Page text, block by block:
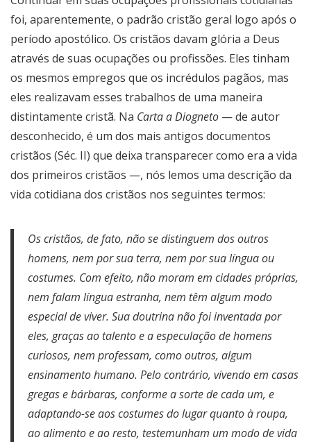
foi, aparentemente, o padrão cristão geral logo após o
período apostólico. Os cristãos davam glória a Deus
através de suas ocupações ou profissões. Eles tinham
os mesmos empregos que os incrédulos pagãos, mas
eles realizavam esses trabalhos de uma maneira
distintamente cristã. Na Carta a Diogneto — de autor
desconhecido, é um dos mais antigos documentos
cristãos (Séc. II) que deixa transparecer como era a vida
dos primeiros cristãos —, nós lemos uma descrição da
vida cotidiana dos cristãos nos seguintes termos:
Os cristãos, de fato, não se distinguem dos outros
homens, nem por sua terra, nem por sua língua ou
costumes. Com efeito, não moram em cidades próprias,
nem falam língua estranha, nem têm algum modo
especial de viver. Sua doutrina não foi inventada por
eles, graças ao talento e a especulação de homens
curiosos, nem professam, como outros, algum
ensinamento humano. Pelo contrário, vivendo em casas
gregas e bárbaras, conforme a sorte de cada um, e
adaptando-se aos costumes do lugar quanto à roupa,
ao alimento e ao resto, testemunham um modo de vida